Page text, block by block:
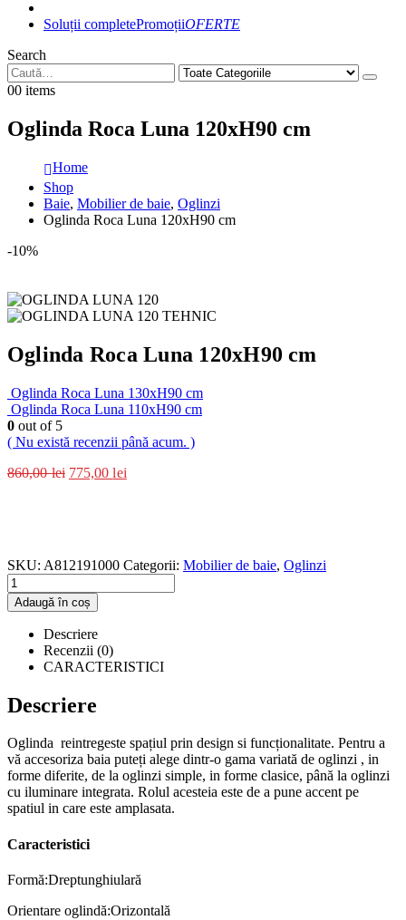
Soluții completePromoțiiOFERTE
Search
00 items
Oglinda Roca Luna 120xH90 cm
Home
Shop
Baie, Mobilier de baie, Oglinzi
Oglinda Roca Luna 120xH90 cm
-10%
Oglinda Roca Luna 120xH90 cm
Oglinda Roca Luna 130xH90 cm
Oglinda Roca Luna 110xH90 cm
0 out of 5
( Nu există recenzii până acum. )
860,00lei 775,00lei
SKU: A812191000 Categorii: Mobilier de baie, Oglinzi
Adaugă în coș
Descriere
Recenzii (0)
CARACTERISTICI
Descriere
Oglinda reintregeste spațiul prin design si funcționalitate. Pentru a
vă accesoriza baia puteți alege dintr-o gama variată de oglinzi , in
forme diferite, de la oglinzi simple, in forme clasice, până la oglinzi
cu iluminare integrata. Rolul acesteia este de a pune accent pe
spatiul in care este amplasata.
Caracteristici
Formă:Dreptunghiulară
Orientare oglindă:Orizontală